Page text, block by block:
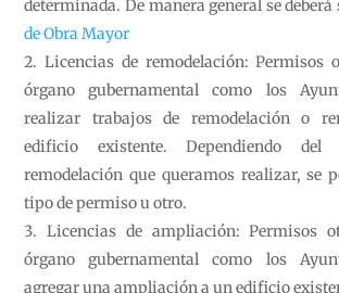
determinada. De manera general se
de Obra Mayor
Licencias de remodelación: Permisos
órgano gubernamental como los
realizar trabajos de remodelación o
edificio existente. Dependiendo
remodelación que queramos realizar, se
tipo de permiso u otro.
Licencias de ampliación: Permisos
órgano gubernamental como los
agregar una ampliación a un edificio